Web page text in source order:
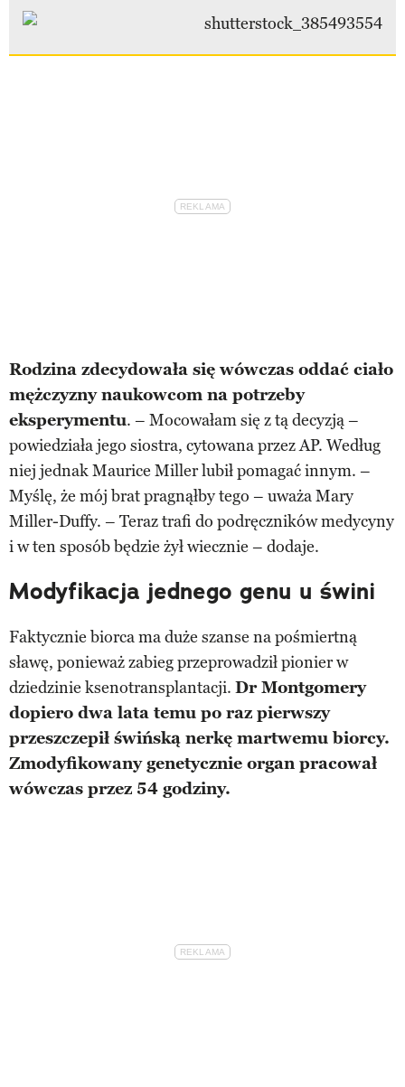
Rodzina zdecydowała się wówczas oddać ciało
mężczyzny naukowcom na potrzeby
eksperymentu. – Mocowałam się z tą decyzją –
powiedziała jego siostra, cytowana przez AP. Według
niej jednak Maurice Miller lubił pomagać innym. –
Myślę, że mój brat pragnąłby tego – uważa Mary
Miller-Duffy. – Teraz trafi do podręczników medycyny
i w ten sposób będzie żył wiecznie – dodaje.
Modyfikacja jednego genu u świni
Faktycznie biorca ma duże szanse na pośmiertną
sławę, ponieważ zabieg przeprowadził pionier w
dziedzinie ksenotransplantacji. Dr Montgomery
dopiero dwa lata temu po raz pierwszy
przeszczepił świńską nerkę martwemu biorcy.
Zmodyfikowany genetycznie organ pracował
wówczas przez 54 godziny.